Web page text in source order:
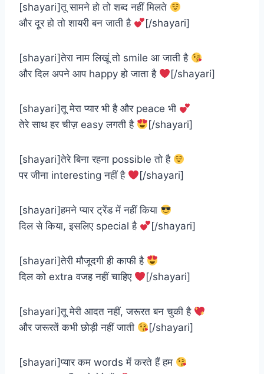
[shayari]तू सामने हो तो शब्द नहीं मिलते
और दूर हो तो शायरी बन जाती है
[/shayari]
[shayari]तेरा नाम लिखूं तो smile आ जाती है
और दिल अपने आप happy हो जाता है
[/shayari]
[shayari]तू मेरा प्यार भी है और peace भी
तेरे साथ हर चीज़ easy लगती है
[/shayari]
[shayari]तेरे बिना रहना possible तो है
पर जीना interesting नहीं है
[/shayari]
[shayari]हमने प्यार ट्रेंड में नहीं किया
दिल से किया, इसलिए special है
[/shayari]
[shayari]तेरी मौजूदगी ही काफी है
दिल को extra वजह नहीं चाहिए
[/shayari]
[shayari]तू मेरी आदत नहीं, जरूरत बन चुकी है
और जरूरतें कभी छोड़ी नहीं जाती
[/shayari]
[shayari]प्यार कम words में करते हैं हम